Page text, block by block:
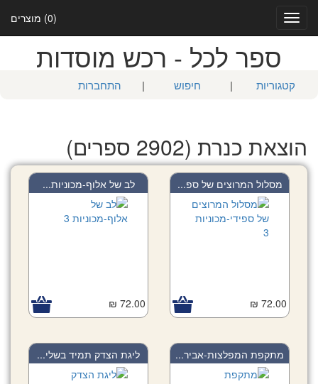
(0) מוצרים
Toggle
navigation
ספר לכל - רכש מוסדות
קטגוריות | חיפוש | התחברות
הוצאת כנרת (2902 ספרים)
מסלול המרוצים של ספ...
72.00 ₪
לב של אלוף-מכוניות...
72.00 ₪
מתקפת המפלצות-אביר... ליגת הצדק תמיד בשלי...